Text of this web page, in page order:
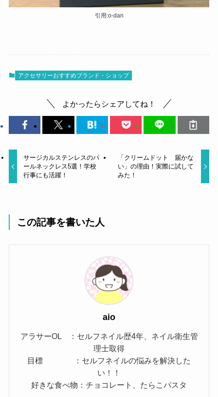
引用:o-dan
アクセサリーおすすめブランド・ショップ
よかったらシェアしてね！
サージカルステンレスのパ
ールネックレス5選！学校
行事にも活躍！
「クリームドット 届かな
い」の理由！実際に試して
みた！
この記事を書いた人
aio
アラサーOL ：セルフネイル歴4年、ネイル衛生管
理士取得
目標 ：セルフネイルの悩みを解決した
い！！
好きな食べ物：チョコレート、たらこパスタ